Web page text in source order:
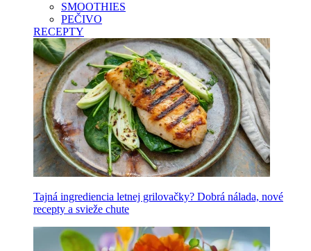
SMOOTHIES
PEČIVO
RECEPTY
Tajná ingrediencia letnej grilovačky? Dobrá nálada, nové
recepty a svieže chute